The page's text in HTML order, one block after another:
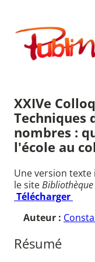
contenu
Publimath
XXIVe
Techniques
nombres :
l'école au
Une version
le siteBibliothèque
Télécharger
Auteur :
Résumé